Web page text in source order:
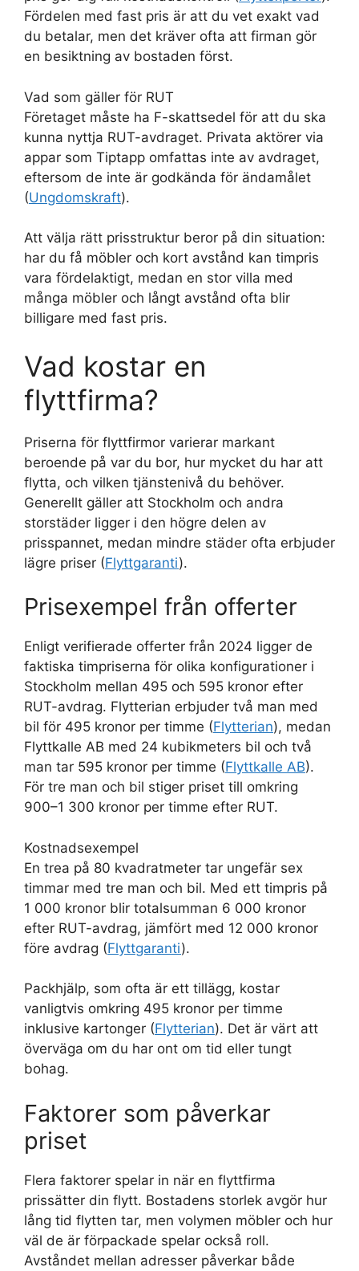
Fördelen med fast pris är att du vet exakt vad
du betalar, men det kräver ofta att firman gör
en besiktning av bostaden först.
Vad som gäller för RUT
Företaget måste ha F-skattsedel för att du ska
kunna nyttja RUT-avdraget. Privata aktörer via
appar som Tiptapp omfattas inte av avdraget,
eftersom de inte är godkända för ändamålet
(Ungdomskraft).
Att välja rätt prisstruktur beror på din situation:
har du få möbler och kort avstånd kan timpris
vara fördelaktigt, medan en stor villa med
många möbler och långt avstånd ofta blir
billigare med fast pris.
Vad kostar en
flyttfirma?
Priserna för flyttfirmor varierar markant
beroende på var du bor, hur mycket du har att
flytta, och vilken tjänstenivå du behöver.
Generellt gäller att Stockholm och andra
storstäder ligger i den högre delen av
prisspannet, medan mindre städer ofta erbjuder
lägre priser (Flyttgaranti).
Prisexempel från offerter
Enligt verifierade offerter från 2024 ligger de
faktiska timpriserna för olika konfigurationer i
Stockholm mellan 495 och 595 kronor efter
RUT-avdrag. Flytterian erbjuder två man med
bil för 495 kronor per timme (Flytterian), medan
Flyttkalle AB med 24 kubikmeters bil och två
man tar 595 kronor per timme (Flyttkalle AB).
För tre man och bil stiger priset till omkring
900–1 300 kronor per timme efter RUT.
Kostnadsexempel
En trea på 80 kvadratmeter tar ungefär sex
timmar med tre man och bil. Med ett timpris på
1 000 kronor blir totalsumman 6 000 kronor
efter RUT-avdrag, jämfört med 12 000 kronor
före avdrag (Flyttgaranti).
Packhjälp, som ofta är ett tillägg, kostar
vanligtvis omkring 495 kronor per timme
inklusive kartonger (Flytterian). Det är värt att
överväga om du har ont om tid eller tungt
bohag.
Faktorer som påverkar
priset
Flera faktorer spelar in när en flyttfirma
prissätter din flytt. Bostadens storlek avgör hur
lång tid flytten tar, men volymen möbler och hur
väl de är förpackade spelar också roll.
Avståndet mellan adresser påverkar både